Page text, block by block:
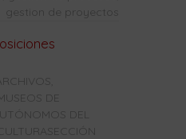
gestion de proyectos
DE
DEL